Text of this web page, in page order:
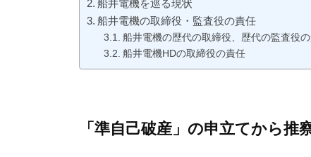
船井電機を巡る現状
船井電機の取締役・監査役の責任
船井電機の歴代の取締役、歴代の監査役
船井電機HDの取締役の責任
「準自己破産」の申立てから推